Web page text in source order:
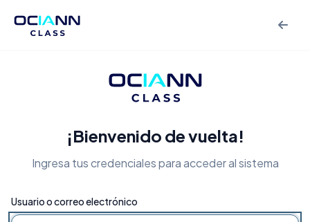
¡Bienvenido de vuelta!
Ingresa tus credenciales para acceder al sistema
Usuario o correo electrónico